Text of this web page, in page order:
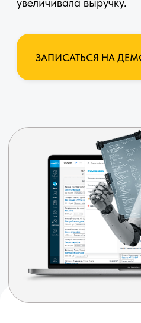
Опубликовано: 26.03.2026
Изменено: 27.03.2026
Время чтения: 10 мин
Поделиться: